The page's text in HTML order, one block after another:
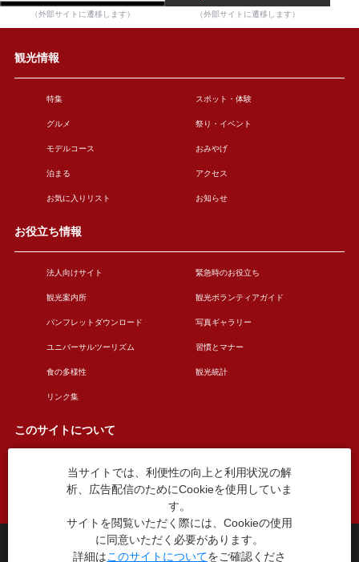
（外部サイトに遷移します） （外部サイトに遷移します）
観光情報
特集 スポット・体験
グルメ 祭り・イベント
モデルコース おみやげ
泊まる アクセス
お気に入りリスト お知らせ
お役立ち情報
法人向けサイト 緊急時のお役立ち
観光案内所 観光ボランティアガイド
パンフレットダウンロード 写真ギャラリー
ユニバーサルツーリズム 習慣とマナー
食の多様性 観光統計
リンク集
このサイトについて
このサイトについて 広告掲載について
お問い合わせ
台東区役所観光課
〒110-8615 東京都台東区東上野4丁目5番6号
当サイトでは、利便性の向上と利用状況の解
析、広告配信のためにCookieを使用していま
す。
サイトを閲覧いただく際には、Cookieの使用
に同意いただく必要があります。
詳細はこのサイトについてをご確認くださ